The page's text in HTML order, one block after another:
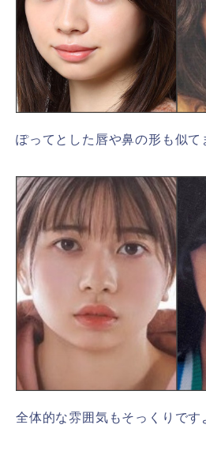
ぽってとした唇や鼻の形も似て
全体的な雰囲気もそっくりです